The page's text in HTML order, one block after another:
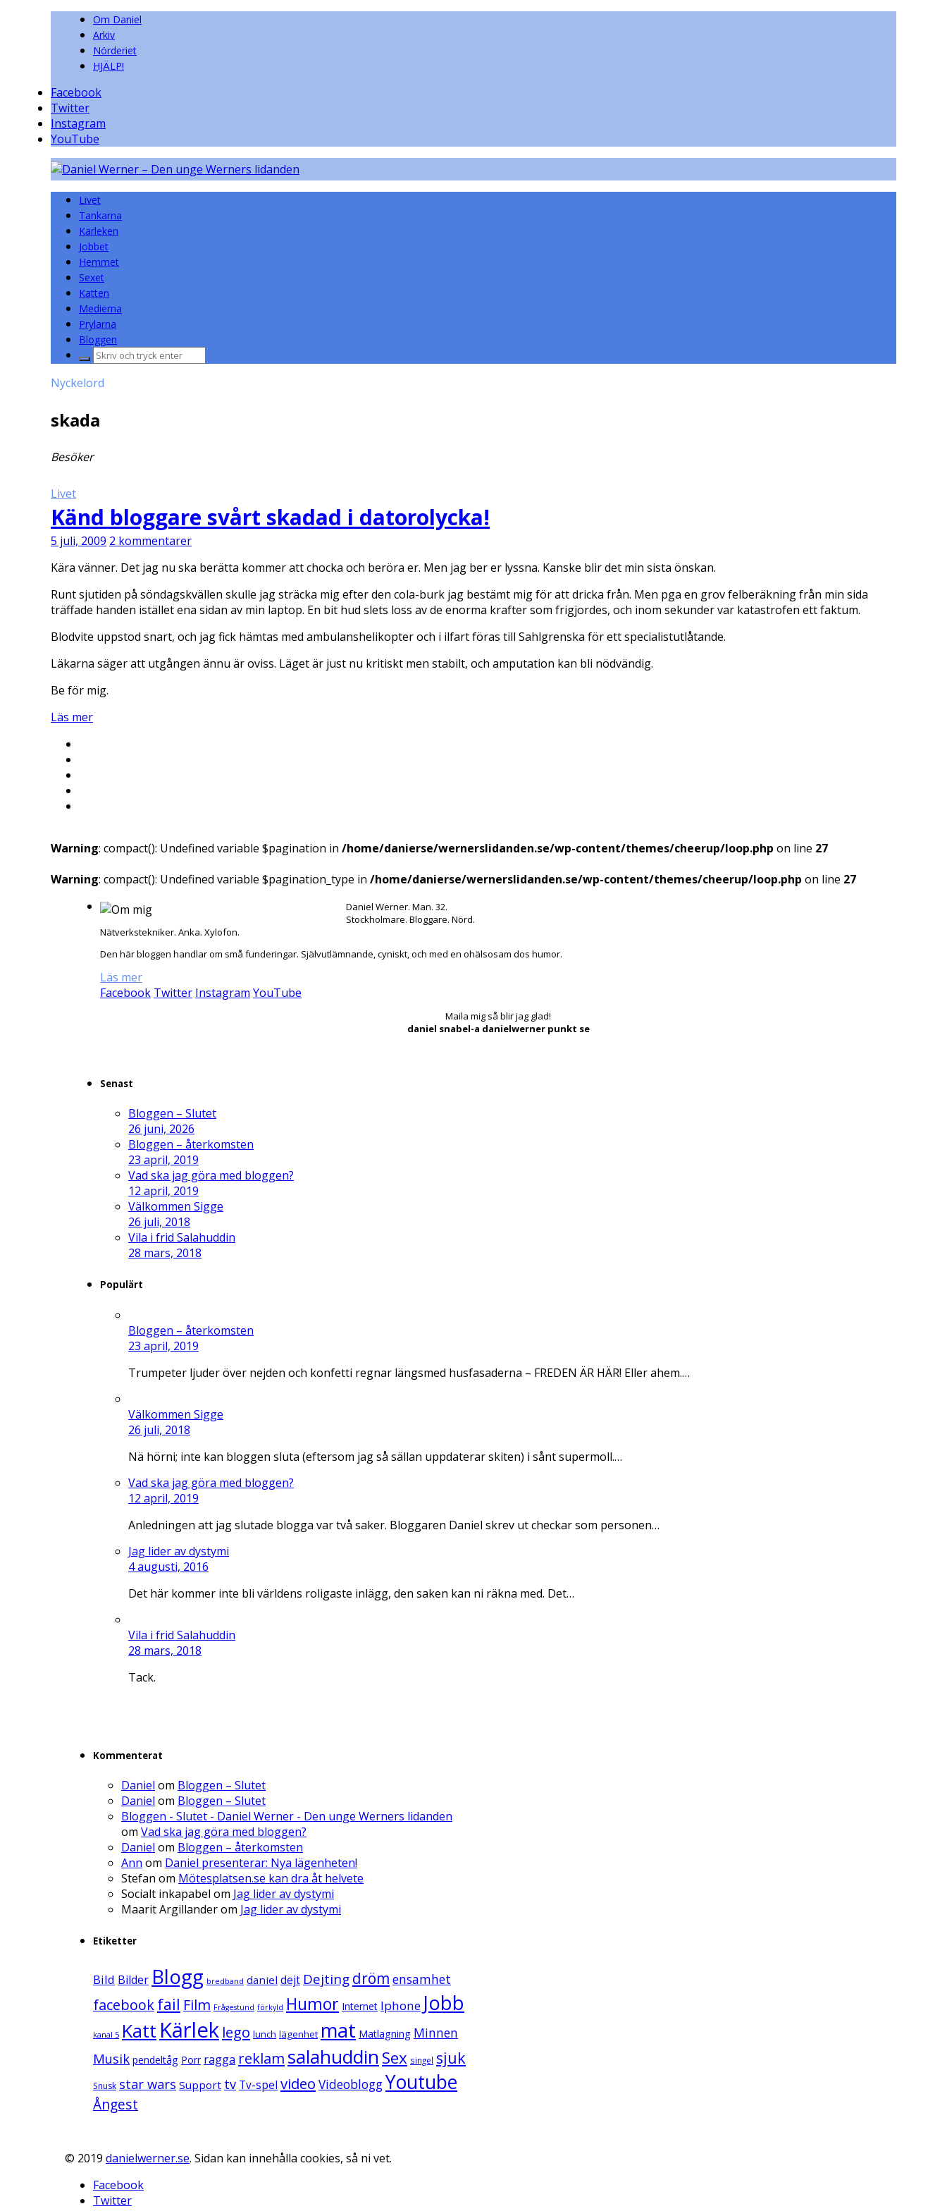
Om Daniel
Arkiv
Nörderiet
HJÄLP!
Facebook
Twitter
Instagram
YouTube
Livet
Tankarna
Kärleken
Jobbet
Hemmet
Sexet
Katten
Medierna
Prylarna
Bloggen
Sök
Nyckelord
skada
Besöker
Livet
Känd bloggare svårt skadad i datorolycka!
5 juli, 2009 2 kommentarer
Kära vänner. Det jag nu ska berätta kommer att chocka och beröra er. Men jag ber er lyssna. Kanske blir det min sista önskan.
Runt sjutiden på söndagskvällen skulle jag sträcka mig efter den cola-burk jag bestämt mig för att dricka från. Men pga en grov felberäkning från min sida
träffade handen istället ena sidan av min laptop. En bit hud slets loss av de enorma krafter som frigjordes, och inom sekunder var katastrofen ett faktum.
Blodvite uppstod snart, och jag fick hämtas med ambulanshelikopter och i ilfart föras till Sahlgrenska för ett specialistutlåtande.
Läkarna säger att utgången ännu är oviss. Läget är just nu kritiskt men stabilt, och amputation kan bli nödvändig.
Be för mig.
Läs mer
Warning: compact(): Undefined variable $pagination in /home/danierse/wernerslidanden.se/wp-content/themes/cheerup/loop.php on line 27
Warning: compact(): Undefined variable $pagination_type in /home/danierse/wernerslidanden.se/wp-content/themes/cheerup/loop.php on line 27
Daniel Werner. Man. 32.
Stockholmare. Bloggare. Nörd.
Nätverkstekniker. Anka. Xylofon.
Den här bloggen handlar om små funderingar. Självutlämnande, cyniskt, och med en ohälsosam dos humor.
Läs mer
Facebook Twitter Instagram YouTube
Maila mig så blir jag glad!
daniel snabel-a danielwerner punkt se
Senast
Bloggen – Slutet
26 juni, 2026
Bloggen – återkomsten
23 april, 2019
Vad ska jag göra med bloggen?
12 april, 2019
Välkommen Sigge
26 juli, 2018
Vila i frid Salahuddin
28 mars, 2018
Populärt
Bloggen – återkomsten
23 april, 2019
Trumpeter ljuder över nejden och konfetti regnar längsmed husfasaderna – FREDEN ÄR HÄR! Eller ahem.…
Välkommen Sigge
26 juli, 2018
Nä hörni; inte kan bloggen sluta (eftersom jag så sällan uppdaterar skiten) i sånt supermoll.…
Vad ska jag göra med bloggen?
12 april, 2019
Anledningen att jag slutade blogga var två saker. Bloggaren Daniel skrev ut checkar som personen…
Jag lider av dystymi
4 augusti, 2016
Det här kommer inte bli världens roligaste inlägg, den saken kan ni räkna med. Det…
Vila i frid Salahuddin
28 mars, 2018
Tack.
Kommenterat
Daniel om Bloggen – Slutet
Daniel om Bloggen – Slutet
Bloggen - Slutet - Daniel Werner - Den unge Werners lidanden
om Vad ska jag göra med bloggen?
Daniel om Bloggen – återkomsten
Ann om Daniel presenterar: Nya lägenheten!
Stefan om Mötesplatsen.se kan dra åt helvete
Socialt inkapabel om Jag lider av dystymi
Maarit Argillanderom Jag lider av dystymi
Etiketter
Bild Bilder Blogg bredband daniel dejt Dejtingdröm ensamhet
facebookfail Film Frågestund förkyld Humor Internet Iphone Jobb
kanal 5 Katt Kärlek lego lunch lägenhet mat Matlagning Minnen
Musik pendeltåg Porr ragga reklam salahuddin Sex singel sjuk
Snusk star wars Support tv Tv-spel video VideobloggYoutube
Ångest
© 2019 danielwerner.se. Sidan kan innehålla cookies, så ni vet.
Facebook
Twitter